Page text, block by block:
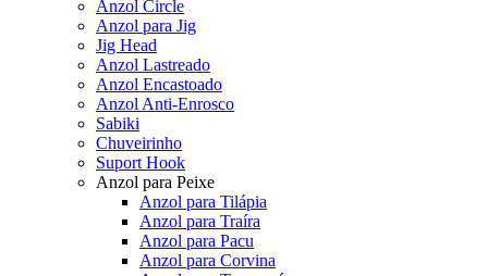
Anzol Circle
Anzol para Jig
Jig Head
Anzol Lastreado
Anzol Encastoado
Anzol Anti-Enrosco
Sabiki
Chuveirinho
Suport Hook
Anzol para Peixe
Anzol para Tilápia
Anzol para Traíra
Anzol para Pacu
Anzol para Corvina